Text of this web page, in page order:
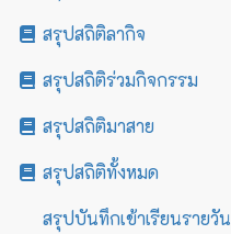
สรุปสถิติลากิจ
สรุปสถิติร่วมกิจกรรม
สรุปสถิติมาสาย
สรุปสถิติทั้งหมด
สรุปบันทึกเข้าเรียนรายวัน